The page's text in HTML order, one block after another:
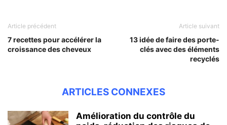
Article précédent
7 recettes pour accélérer la
croissance des cheveux
Article suivant
13 idée de faire des porte-
clés avec des éléments
recyclés
ARTICLES CONNEXES
Amélioration du contrôle du